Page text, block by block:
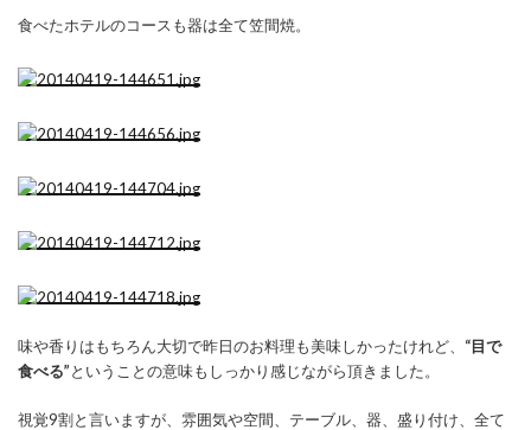
食べたホテルのコースも器は全て笠間焼。
味や香りはもちろん大切で昨日のお料理も美味しかったけれど、 “目で
食べる”ということの意味もしっかり感じながら頂きました。
視覚9割と言いますが、雰囲気や空間、テーブル、器、盛り付け、全て